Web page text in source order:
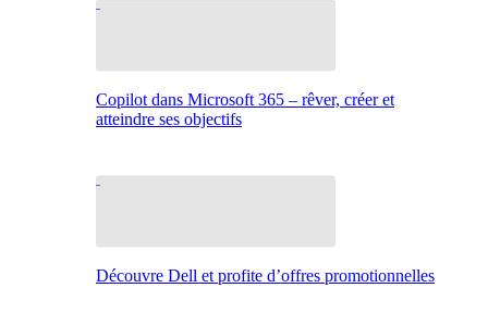
Copilot dans Microsoft 365 – rêver, créer et
atteindre ses objectifs
Découvre Dell et profite d’offres promotionnelles